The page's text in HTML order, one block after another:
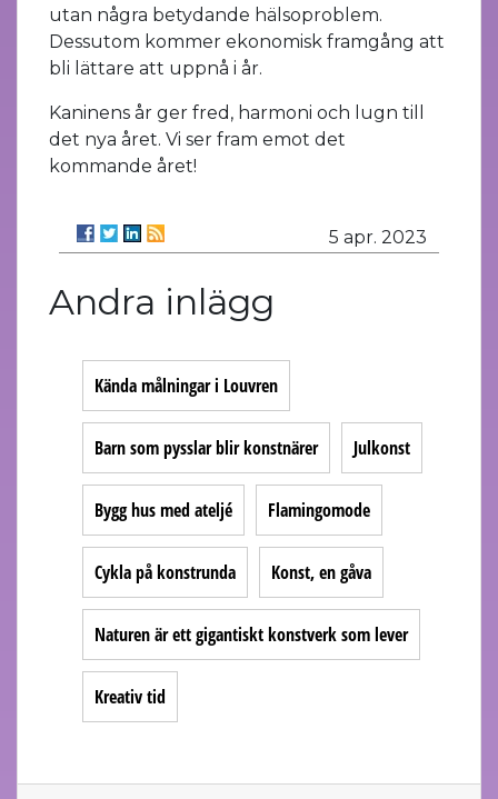
utan några betydande hälsoproblem.
Dessutom kommer ekonomisk framgång att
bli lättare att uppnå i år.
Kaninens år ger fred, harmoni och lugn till
det nya året. Vi ser fram emot det
kommande året!
5 apr. 2023
Andra inlägg
Kända målningar i Louvren
Barn som pysslar blir konstnärer Julkonst
Bygg hus med ateljé Flamingomode
Cykla på konstrunda Konst, en gåva
Naturen är ett gigantiskt konstverk som lever
Kreativ tid